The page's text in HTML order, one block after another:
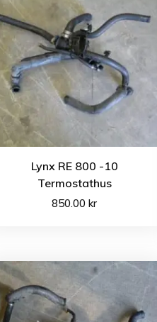
Lynx RE 800 -10
Termostathus
850.00kr